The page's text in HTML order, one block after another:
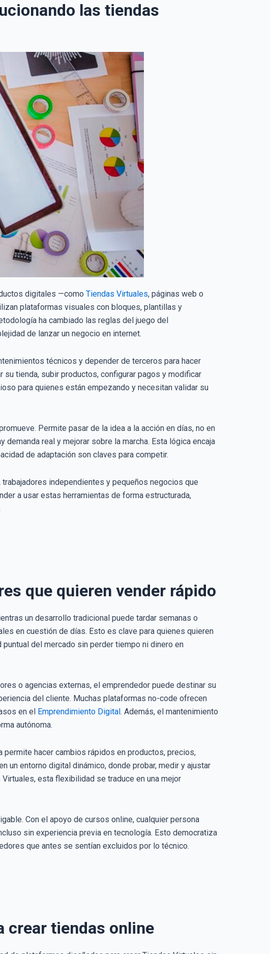
las tiendas
digitales —como Tiendas Virtuales, páginas web o
plataformas visuales con bloques, plantillas y
ha cambiado las reglas del juego del
de lanzar un negocio en internet.
técnicos y depender de terceros para hacer
tienda, subir productos, configurar pagos y modificar
para quienes están empezando y necesitan validar su
Permite pasar de la idea a la acción en días, no en
real y mejorar sobre la marcha. Esta lógica encaja
de adaptación son claves para competir.
independientes y pequeños negocios que
a usar estas herramientas de forma estructurada,
que quieren vender rápido
un desarrollo tradicional puede tardar semanas o
en cuestión de días. Esto es clave para quienes quieren
del mercado sin perder tiempo ni dinero en
o agencias externas, el emprendedor puede destinar su
del cliente. Muchas plataformas no-code ofrecen
en el Emprendimiento Digital. Además, el mantenimiento
autónoma.
hacer cambios rápidos en productos, precios,
un entorno digital dinámico, donde probar, medir y ajustar
esta flexibilidad se traduce en una mejor
Con el apoyo de cursos online, cualquier persona
sin experiencia previa en tecnología. Esto democratiza
que antes se sentían excluidos por lo técnico.
crear tiendas online